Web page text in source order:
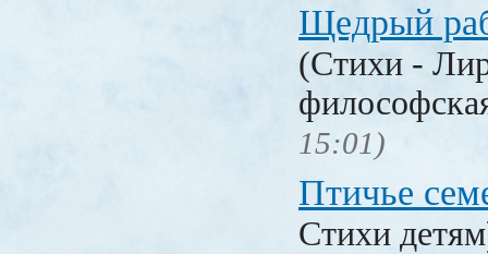
Щедрый
(Стихи -
15:01)
Птичье
Стихи